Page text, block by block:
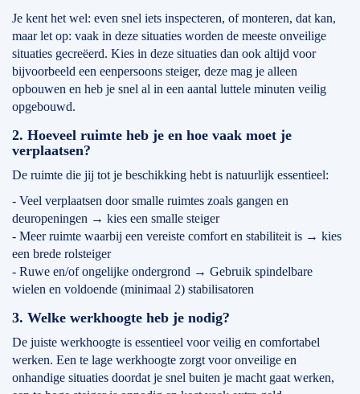
Je kent het wel: even snel iets inspecteren, of monteren, dat kan,
maar let op: vaak in deze situaties worden de meeste onveilige
situaties gecreëerd. Kies in deze situaties dan ook altijd voor
bijvoorbeeld een eenpersoons steiger, deze mag je alleen
opbouwen en heb je snel al in een aantal luttele minuten veilig
opgebouwd.
2. Hoeveel ruimte heb je en hoe vaak moet je
verplaatsen?
De ruimte die jij tot je beschikking hebt is natuurlijk essentieel:
- Veel verplaatsen door smalle ruimtes zoals gangen en
deuropeningen → kies een smalle steiger
- Meer ruimte waarbij een vereiste comfort en stabiliteit is → kies
een brede rolsteiger
- Ruwe en/of ongelijke ondergrond → Gebruik spindelbare
wielen en voldoende (minimaal 2) stabilisatoren
3. Welke werkhoogte heb je nodig?
De juiste werkhoogte is essentieel voor veilig en comfortabel
werken. Een te lage werkhoogte zorgt voor onveilige en
onhandige situaties doordat je snel buiten je macht gaat werken,